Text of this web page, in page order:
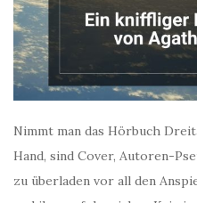
Nimmt man das Hörbuch
Hand, sind Cover, Autoren-
zu überladen vor all den